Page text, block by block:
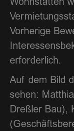
Vorherige
erforderlich.
Auf dem Bild
sehen:
Dreßler Bau),